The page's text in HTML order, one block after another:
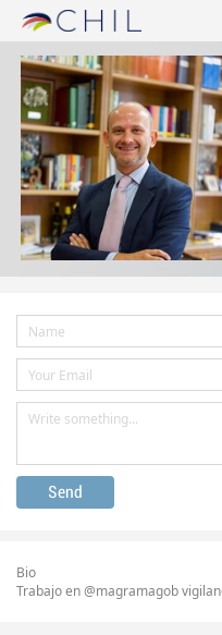
Bio
Trabajo en @magramagob